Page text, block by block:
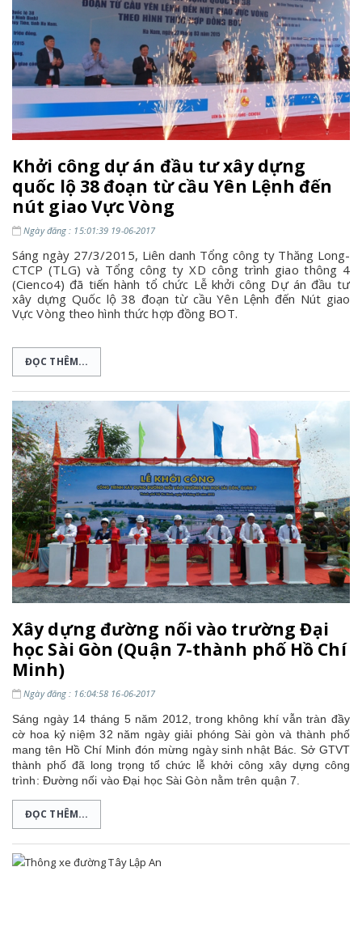
Khởi công dự án đầu tư xây dựng
quốc lộ 38 đoạn từ cầu Yên Lệnh đến
nút giao Vực Vòng
Ngày đăng : 15:01:39 19-06-2017
Sáng ngày 27/3/2015, Liên danh Tổng công ty Thăng Long-
CTCP (TLG) và Tổng công ty XD công trình giao thông 4
(Cienco4) đã tiến hành tổ chức Lễ khởi công Dự án đầu tư
xây dựng Quốc lộ 38 đoạn từ cầu Yên Lệnh đến Nút giao
Vực Vòng theo hình thức hợp đồng BOT.
ĐỌC THÊM...
Xây dựng đường nối vào trường Đại
học Sài Gòn (Quận 7-thành phố Hồ Chí
Minh)
Ngày đăng : 16:04:58 16-06-2017
Sáng ngày 14 tháng 5 năm 2012, trong không khí vẫn tràn đầy
cờ hoa kỷ niệm 32 năm ngày giải phóng Sài gòn và thành phố
mang tên Hồ Chí Minh đón mừng ngày sinh nhật Bác. Sở GTVT
thành phố đã long trọng tổ chức lễ khởi công xây dựng công
trình: Đường nối vào Đại học Sài Gòn nằm trên quận 7.
ĐỌC THÊM...